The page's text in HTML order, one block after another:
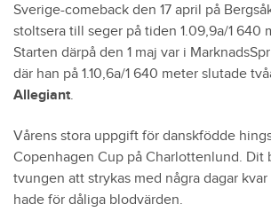
Sverige-comeback den 17 april på
stoltsera till seger på tiden 1.09,9a/1 640
Starten därpå den 1 maj var i
där han på 1.10,6a/1 640 meter slutade
Allegiant.
Vårens stora uppgift för danskfödde
Copenhagen Cup på Charlottenlund. Dit
tvungen att strykas med några dagar
hade för dåliga blodvärden.